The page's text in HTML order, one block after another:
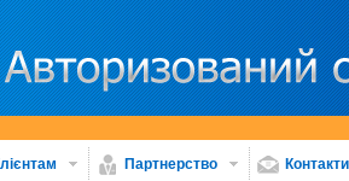
Партнерство Контакти